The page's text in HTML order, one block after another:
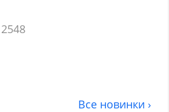
2548
Все новинки ›